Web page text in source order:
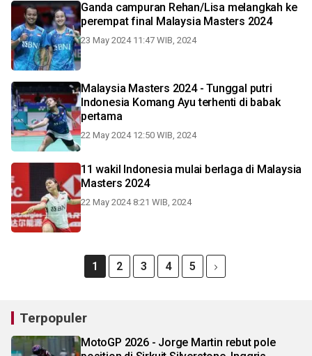
Ganda campuran Rehan/Lisa melangkah ke
perempat final Malaysia Masters 2024
23 May 2024 11:47 WIB, 2024
Malaysia Masters 2024 - Tunggal putri
Indonesia Komang Ayu terhenti di babak
pertama
22 May 2024 12:50 WIB, 2024
11 wakil Indonesia mulai berlaga di Malaysia
Masters 2024
22 May 2024 8:21 WIB, 2024
1 2 3 4 5
Terpopuler
MotoGP 2026 - Jorge Martin rebut pole